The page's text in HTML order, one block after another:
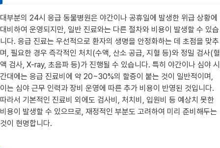
대부분의 24시 응급 동물병원은 야간이나 공휴일에 발생한 위급 상황에
대비하여 운영되지만, 일반 진료와는 다른 절차와 비용이 발생할 수 있습
니다. 응급 진료는 우선적으로 환자의 생명을 안정화하는 데 초점을 맞추
며, 필요한 경우 즉각적인 처치(수액, 산소 공급, 지혈 등)와 정밀 검사(혈
액 검사, X-ray, 초음파 등)가 진행될 수 있습니다. 특히 야간이나 심야 시
간대에는 응급 진료비에 약 20~30%의 할증이 붙는 것이 일반적이며,
이는 심야 근무 인력과 장비 운영에 따른 추가 비용이 반영된 것입니다.
따라서 기본적인 진료비 외에도 검사비, 처치비, 입원비 등 예상치 못한
비용이 발생할 수 있으므로, 재정적인 부분도 고려하여 미리 준비해두는
것이 현명합니다.